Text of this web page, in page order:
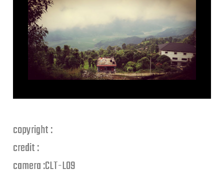
copyright :
credit :
camera :CLT-L09